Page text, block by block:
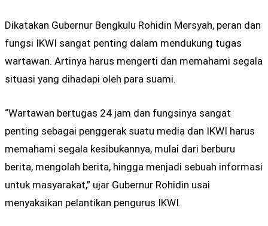
Dikatakan Gubernur Bengkulu Rohidin Mersyah, peran dan
fungsi IKWI sangat penting dalam mendukung tugas
wartawan. Artinya harus mengerti dan memahami segala
situasi yang dihadapi oleh para suami.
“Wartawan bertugas 24 jam dan fungsinya sangat
penting sebagai penggerak suatu media dan IKWI harus
memahami segala kesibukannya, mulai dari berburu
berita, mengolah berita, hingga menjadi sebuah informasi
untuk masyarakat,” ujar Gubernur Rohidin usai
menyaksikan pelantikan pengurus IKWI.